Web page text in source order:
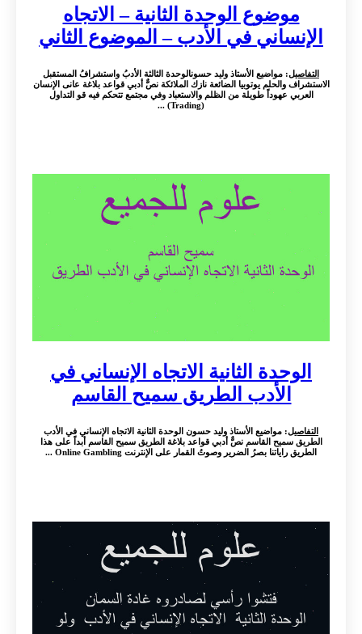
موضوع الوحدة الثانية – الاتجاه
الإنساني في الأدب – الموضوع الثاني
التفاصيل: مواضيع الأستاذ وليد حسونالوحدة الثالثة الأدبُ واستشرافُ المستقبل
الاستشراف والحلم يوتوبيا الضائعة نازك الملائكة نصٌّ أدبي قواعد بلاغة عانى الإنسان
العربي عهوداً طويلة من الظلم والاستعباد وفي مجتمع تتحكم فيه قو التداول
(Trading) ...
الوحدة الثانية الاتجاه الإنساني في
الأدب الطريق سميح القاسم
التفاصيل: مواضيع الأستاذ وليد حسون الوحدة الثانية الاتجاه الإنساني في الأدب
الطريق سميح القاسم نصٌّ أدبي قواعد بلاغة الطريق سميح القاسم أبداً على هذا
الطريق راياتنا بصرُ الضرير وصوتُ القمار على الإنترنت Online Gambling ...